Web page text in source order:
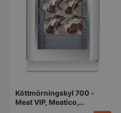
Köttmörningskyl 700 -
Meat VIP, Meatico,
CookieScriptConsent